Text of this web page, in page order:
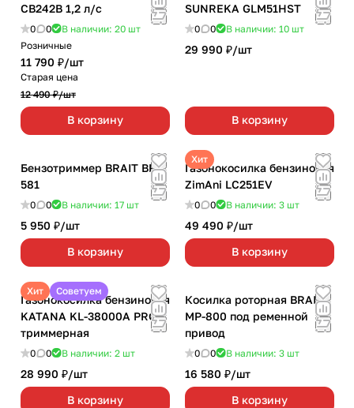
CB242В 1,2 л/с
0 0 В наличии: 20 шт
Розничные
11 790 ₽/шт
Старая цена
12 490 ₽/шт
В корзину
SUNREKA GLM51HST
0 0 В наличии: 10 шт
29 990 ₽/шт
В корзину
Бензотриммер BRAIT BR-
581
0 0 В наличии: 17 шт
5 950 ₽/шт
В корзину
Хит
Газонокосилка бензиновая
ZimAni LC251EV
0 0 В наличии: 3 шт
49 490 ₽/шт
В корзину
Хит Советуем
Газонокосилка бензиновая
KATANA KL-38000A PRO
триммерная
0 0 В наличии: 2 шт
28 990 ₽/шт
В корзину
Косилка роторная BRAIT
MР-800 под ременной
привод
0 0 В наличии: 3 шт
16 580 ₽/шт
В корзину